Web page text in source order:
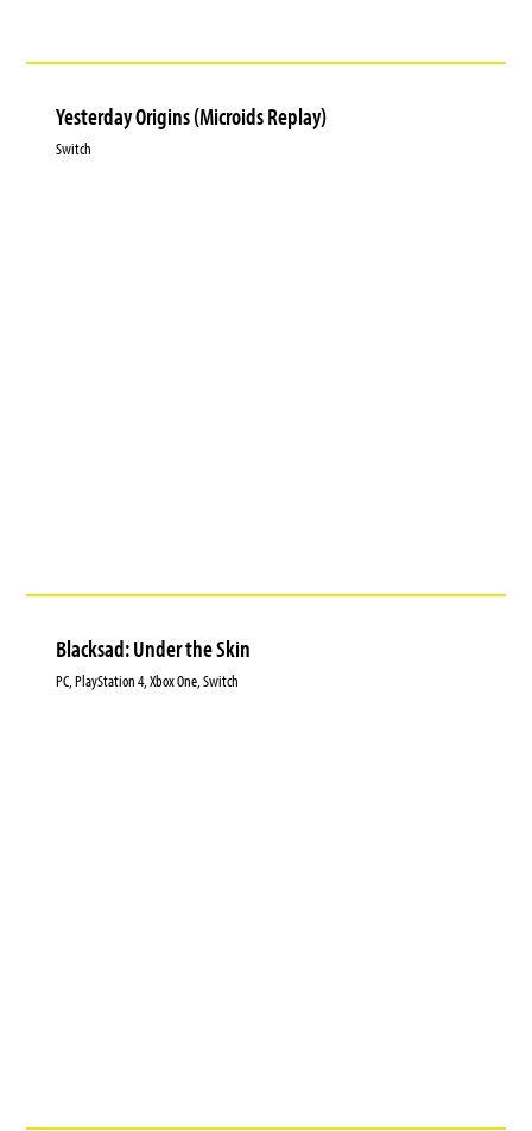
Yesterday Origins (Microids Replay)
Switch
Blacksad: Under the Skin
PC, PlayStation 4, Xbox One, Switch